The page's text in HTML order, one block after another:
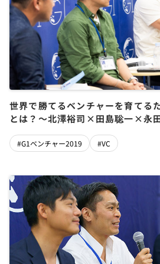
世界で勝てるベンチャーを育てる
とは？～北澤裕司×田島聡一×永
#G1ベンチャー2019 #VC